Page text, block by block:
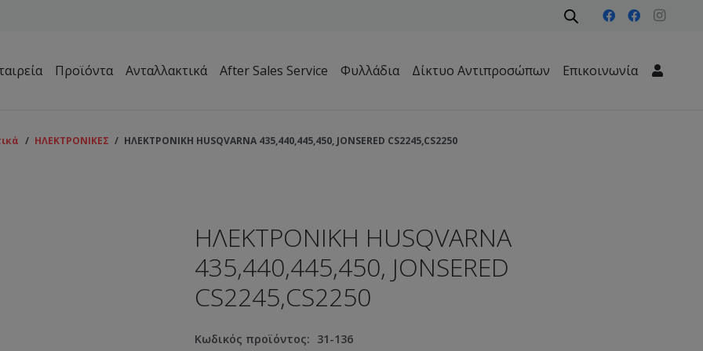
Προϊόντα Ανταλλακτικά After Sales Service Φυλλάδια Δίκτυο Αντιπροσώπων Επικοινωνία
/ ΗΛΕΚΤΡΟΝΙΚΕΣ / ΗΛΕΚΤΡΟΝΙΚΗ HUSQVARNA 435,440,445,450, JONSERED CS2245,CS2250
ΗΛΕΚΤΡΟΝΙΚΗ HUSQVARNA
435,440,445,450, JONSERED
CS2245,CS2250
Κωδικός προϊόντος: 31-136